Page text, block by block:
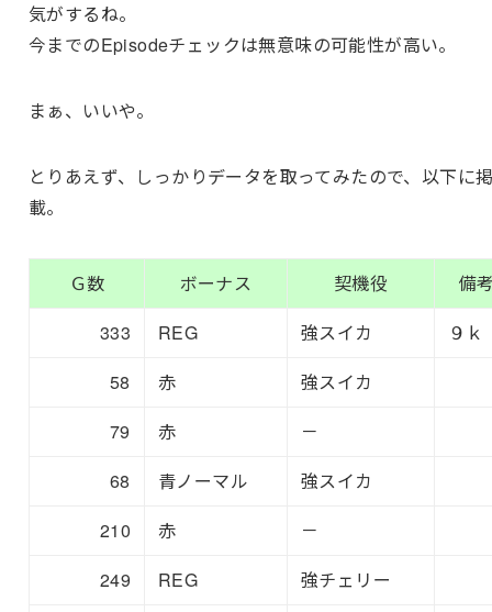
気がするね。
今までのEpisodeチェックは無意味の可能性が高い。
まぁ、いいや。
とりあえず、しっかりデータを取ってみたので、以下に
載。
Ｇ数 ボーナス 契機役
備
333
REG 強スイカ
９ｋ
58
赤
強スイカ
79
赤
－
68
青ノーマル
強スイカ
210
赤
－
249
REG
強チェリー